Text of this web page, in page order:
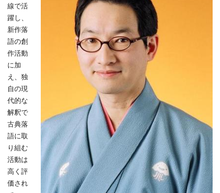
線で活
躍し、
新作落
語の創
作活動
に加
え、独
自の現
代的な
解釈で
古典落
語に取
り組む
活動は
高く評
価され